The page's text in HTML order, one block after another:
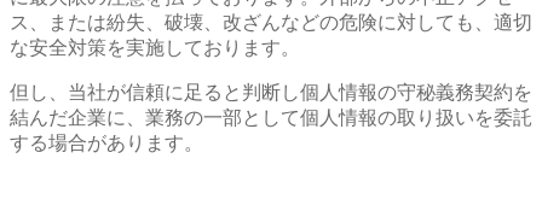
ス、または紛失、破壊、改ざんなどの危険に対しても、適切
な安全対策を実施しております。
但し、当社が信頼に足ると判断し個人情報の守秘義務契約を
結んだ企業に、業務の一部として個人情報の取り扱いを委託
する場合があります。